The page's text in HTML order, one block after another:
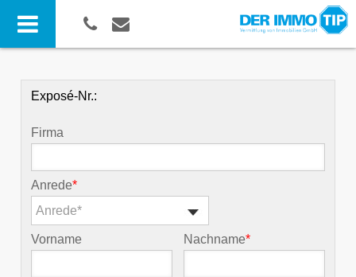
Exposé-Nr.:
Firma
Anrede*
Anrede*
Vorname Nachname*